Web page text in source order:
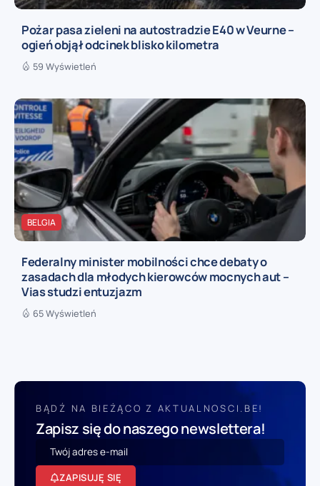
Pożar pasa zieleni na autostradzie E40 w Veurne –
ogień objął odcinek blisko kilometra
59 Wyświetleń
BELGIA
Federalny minister mobilności chce debaty o
zasadach dla młodych kierowców mocnych aut –
Vias studzi entuzjazm
65 Wyświetleń
BĄDŹ NA BIEŻĄCO Z AKTUALNOSCI.BE!
Zapisz się do naszego newslettera!
ZAPISUJĘ SIĘ